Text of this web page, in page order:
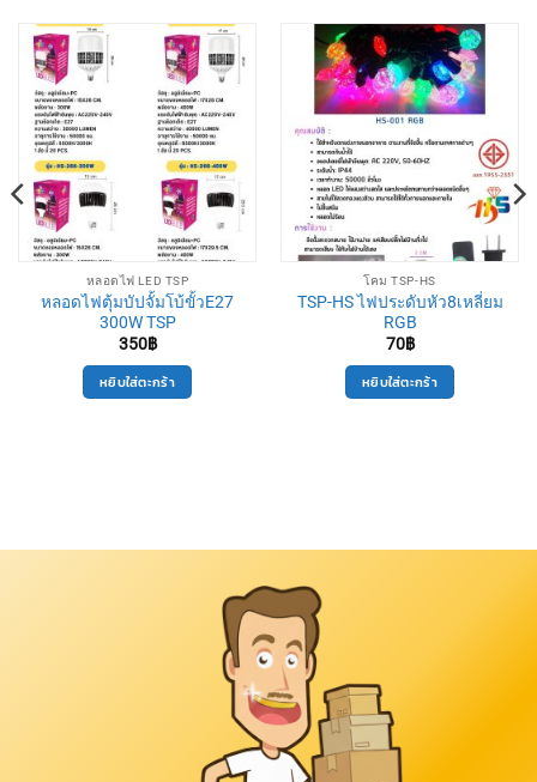
หลอดไฟ LED TSP
หลอดไฟตุ้มบัปจั้มโบ้ขั้วE27
300W TSP
350฿
หยิบใส่ตะกร้า
โคม TSP-HS
TSP-HS ไฟประดับหัว8เหลี่ยม
RGB
70฿
หยิบใส่ตะกร้า